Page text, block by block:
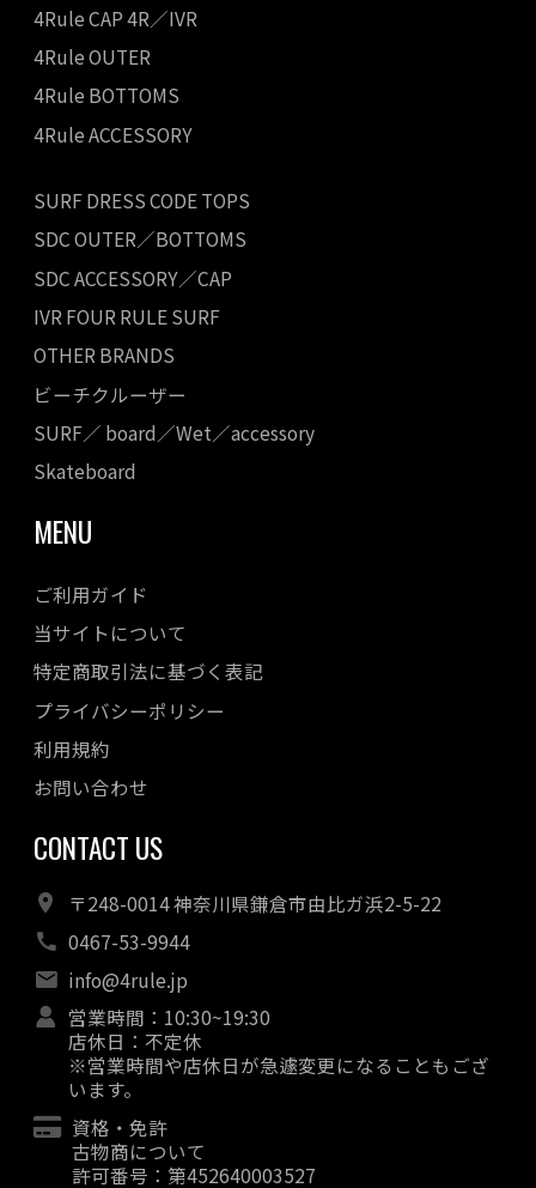
4Rule CAP 4R／IVR
4Rule OUTER
4Rule BOTTOMS
4Rule ACCESSORY
SURF DRESS CODE TOPS
SDC OUTER／BOTTOMS
SDC ACCESSORY／CAP
IVR FOUR RULE SURF
OTHER BRANDS
ビーチクルーザー
SURF／ board／Wet／accessory
Skateboard
MENU
ご利用ガイド
当サイトについて
特定商取引法に基づく表記
プライバシーポリシー
利用規約
お問い合わせ
CONTACT US
〒248-0014 神奈川県鎌倉市由比ガ浜2-5-22
0467-53-9944
info@4rule.jp
営業時間：10:30~19:30
店休日：不定休
※営業時間や店休日が急遽変更になることもござ
います。
資格・免許
古物商について
許可番号：第452640003527